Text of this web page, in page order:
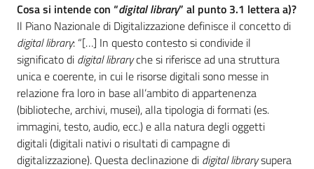
Cosa si intende con “digital library” al punto 3.1 lettera a)?
Il Piano Nazionale di Digitalizzazione definisce il concetto di
digital library: “[…] In questo contesto si condivide il
significato di digital libraryche si riferisce ad una struttura
unica e coerente, in cui le risorse digitali sono messe in
relazione fra loro in base all’ambito di appartenenza
(biblioteche, archivi, musei), alla tipologia di formati (es.
immagini, testo, audio, ecc.) e alla natura degli oggetti
digitali (digitali nativi o risultati di campagne di
digitalizzazione). Questa declinazione di digital librarysupera